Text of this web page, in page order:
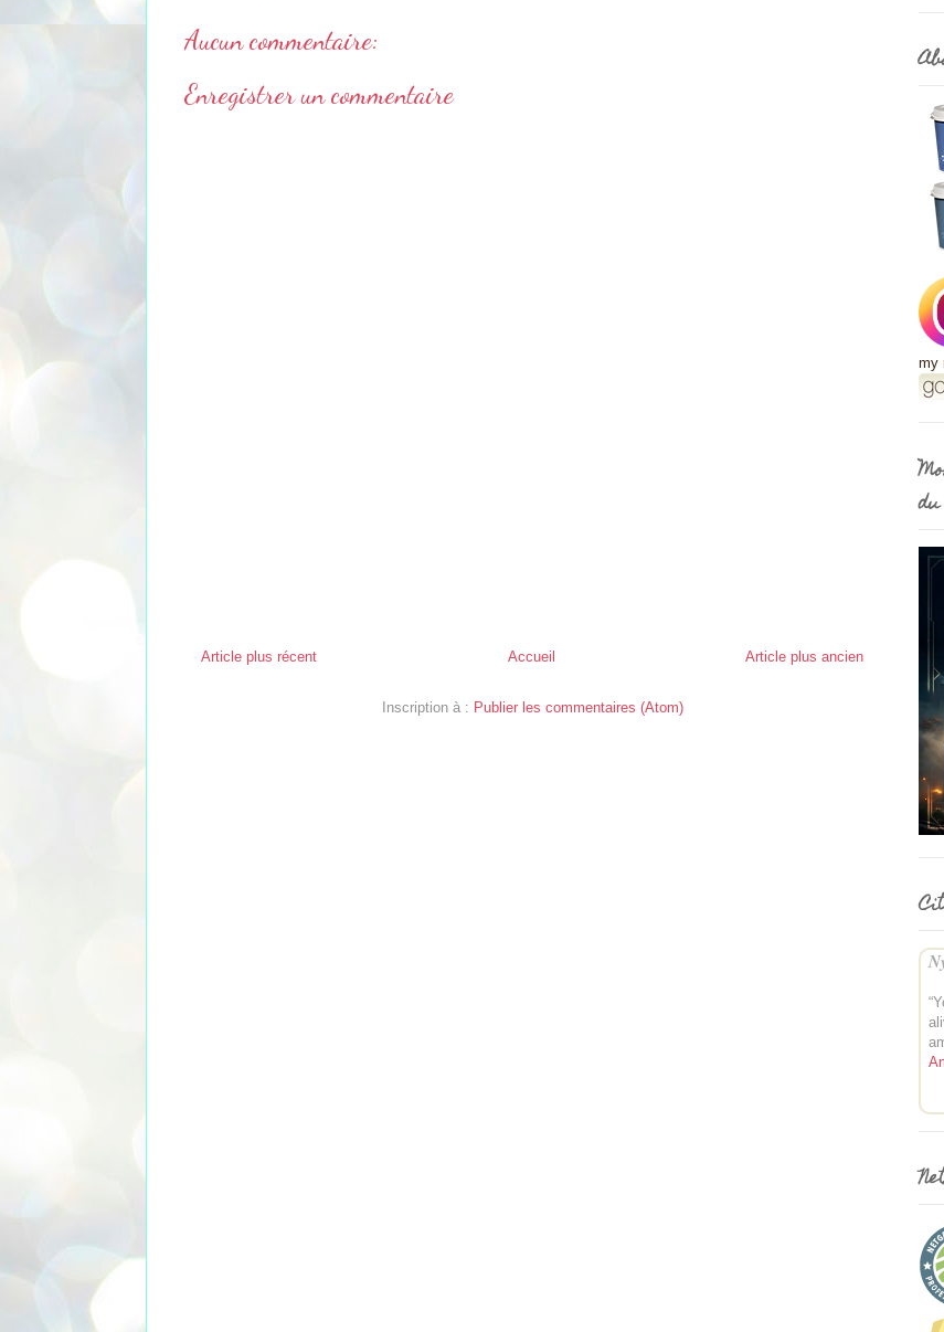
Aucun commentaire:
Enregistrer un commentaire
Article plus récent Article plus ancien
Accueil
Inscription à : Publier les commentaires (Atom)
my